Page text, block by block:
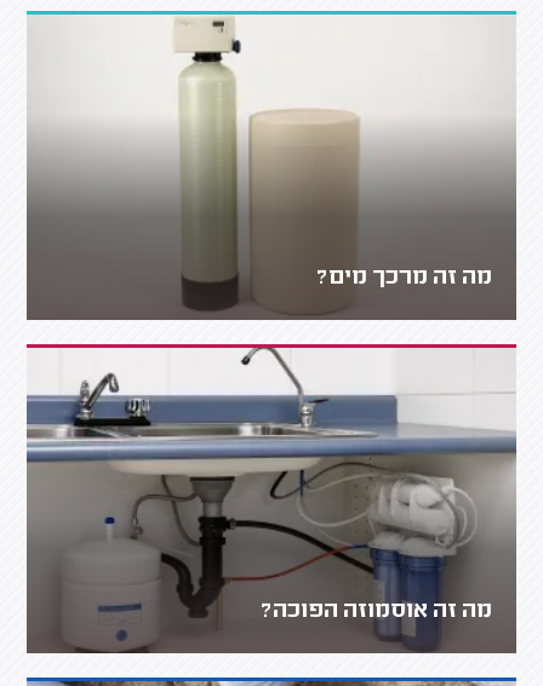
מה זה מרכך מים?
מה זה אוסמוזה הפוכה?